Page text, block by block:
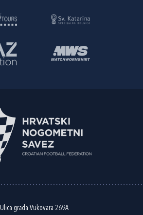
Ulica grada Vukovara 269A